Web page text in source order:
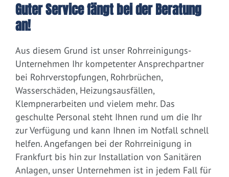
Guter Service fängt bei der Beratung
an!
Aus diesem Grund ist unser Rohrreinigungs-
Unternehmen Ihr kompetenter Ansprechpartner
bei Rohrverstopfungen, Rohrbrüchen,
Wasserschäden, Heizungsausfällen,
Klempnerarbeiten und vielem mehr. Das
geschulte Personal steht Ihnen rund um die Ihr
zur Verfügung und kann Ihnen im Notfall schnell
helfen. Angefangen bei der Rohrreinigung in
Frankfurt bis hin zur Installation von Sanitären
Anlagen, unser Unternehmen ist in jedem Fall für